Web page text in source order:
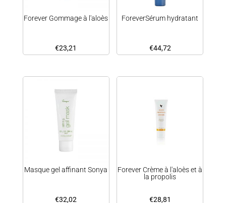
Forever Gommage à l'aloès
€23,21
ForeverSérum hydratant
€44,72
Masque gel affinant Sonya
€32,02
Forever Crème à l'aloès et à
la propolis
€28,81